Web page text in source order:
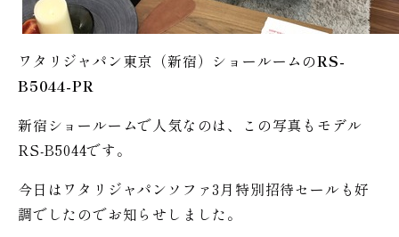
ワタリジャパン東京（新宿）ショールームのRS-
B5044-PR
新宿ショールームで人気なのは、この写真もモデル
RS-B5044です。
今日はワタリジャパンソファ3月特別招待セールも好
調でしたのでお知らせしました。